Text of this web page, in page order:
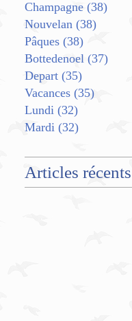
Champagne (38)
Nouvelan (38)
Pâques (38)
Bottedenoel (37)
Depart (35)
Vacances (35)
Lundi (32)
Mardi (32)
Articles récents